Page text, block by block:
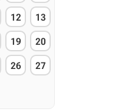
12 13
19 20
26 27